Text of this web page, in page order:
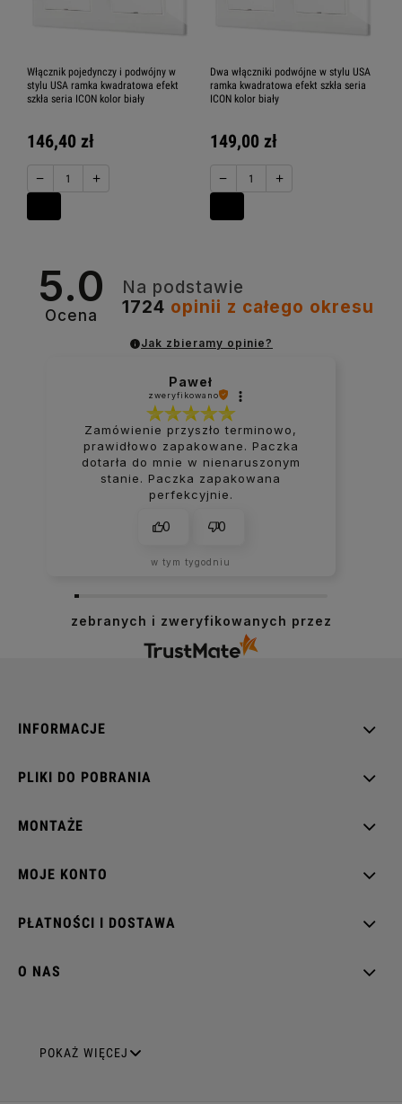
Włącznik pojedynczy i podwójny w
stylu USA ramka kwadratowa efekt
szkła seria ICON kolor biały
146,40 zł
− +
Dwa włączniki podwójne w stylu USA
ramka kwadratowa efekt szkła seria
ICON kolor biały
149,00 zł
− +
5.0
Ocena
Na podstawie
1724 opinii z całego okresu
Jak zbieramy opinie?
Paweł
zweryfikowano
Zamówienie przyszło terminowo,
prawidłowo zapakowane. Paczka
dotarła do mnie w nienaruszonym
stanie. Paczka zapakowana
perfekcyjnie.
0 0
w tym tygodniu
zebranych i zweryfikowanych przez
INFORMACJE
PLIKI DO POBRANIA
MONTAŻE
MOJE KONTO
PŁATNOŚCI I DOSTAWA
O NAS
GNIAZDA ELEKTRYCZNE
POKAŻ WIĘCEJ